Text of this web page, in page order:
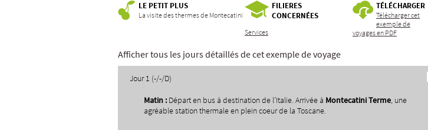
LE PETIT PLUS
La visite des thermes de Montecatini
FILIERES
CONCERNÉES
Services
TÉLÉCHARGER
Télécharger cet
exemple de
voyages en PDF
Afficher tous les jours détaillés de cet exemple de voyage
Jour 1 (-/-/D)
Matin : Départ en bus à destination de l’Italie. Arrivée à Montecatini Terme, une
agréable station thermale en plein coeur de la Toscane.